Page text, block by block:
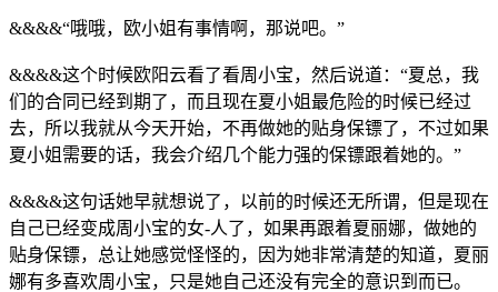
&&&&“哦哦，欧小姐有事情啊，那说吧。”
&&&&这个时候欧阳云看了看周小宝，然后说道：“夏总，我
们的合同已经到期了，而且现在夏小姐最危险的时候已经过
去，所以我就从今天开始，不再做她的贴身保镖了，不过如果
夏小姐需要的话，我会介绍几个能力强的保镖跟着她的。”
&&&&这句话她早就想说了，以前的时候还无所谓，但是现在
自己已经变成周小宝的女-人了，如果再跟着夏丽娜，做她的
贴身保镖，总让她感觉怪怪的，因为她非常清楚的知道，夏丽
娜有多喜欢周小宝，只是她自己还没有完全的意识到而已。